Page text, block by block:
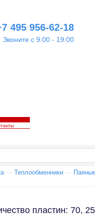
495 956-62-18
Звоните с 9:00 - 19:00
— Теплообменники —
пластин: 70,